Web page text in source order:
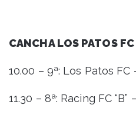
CANCHA LOS PATOS FC
10.00 – 9ª: Los Patos FC
11.30 – 8ª: Racing FC “B”